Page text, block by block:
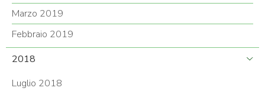
Marzo 2019
Febbraio 2019
2018
Luglio 2018